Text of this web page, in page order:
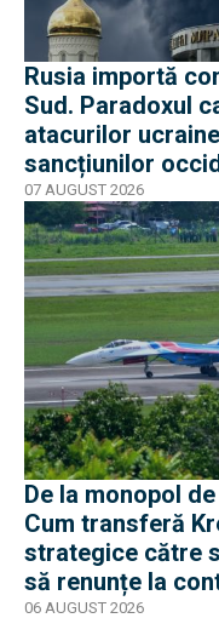
Rusia importă
Sud. Paradoxul
atacurilor
sancțiunilor
07 AUGUST 2026
De la monopol
Cum transferă
strategice către
să renunțe la
06 AUGUST 2026